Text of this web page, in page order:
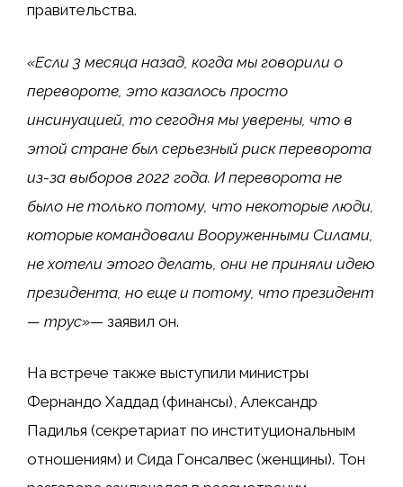
правительства.
«Если 3 месяца назад, когда мы говорили о
перевороте, это казалось просто
инсинуацией, то сегодня мы уверены, что в
этой стране был серьезный риск переворота
из-за выборов 2022 года. И переворота не
было не только потому, что некоторые люди,
которые командовали Вооруженными Силами,
не хотели этого делать, они не приняли идею
президента, но еще и потому, что президент
— трус»— заявил он.
На встрече также выступили министры
Фернандо Хаддад (финансы), Александр
Падилья (секретариат по институциональным
отношениям) и Сида Гонсалвес (женщины). Тон